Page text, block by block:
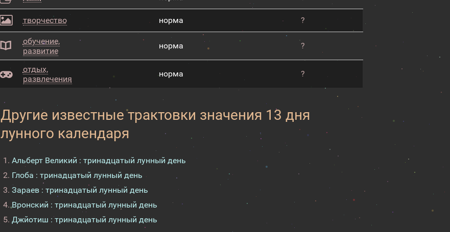
творчество норма ?
обучение,
развитие
норма ?
отдых,
развлечения
норма ?
Другие известные трактовки значения 13 дня
лунного календаря
Альберт Великий : тринадцатый лунный день
Глоба : тринадцатый лунный день
Зараев : тринадцатый лунный день
Вронский : тринадцатый лунный день
Джйотиш : тринадцатый лунный день